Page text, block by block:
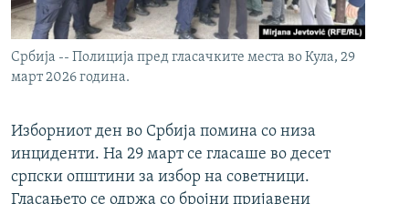
Србија -- Полиција пред гласачките места во Кула, 29
март 2026 година.
Изборниот ден во Србија помина со низа
инциденти. На 29 март се гласаше во десет
српски општини за избор на советници.
Гласањето се одржа со бројни пријавени